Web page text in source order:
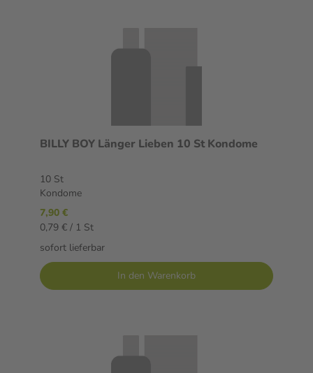
BILLY BOY Länger Lieben 10 St Kondome
10 St
Kondome
7,90 €
0,79 € / 1 St
sofort lieferbar
In den Warenkorb